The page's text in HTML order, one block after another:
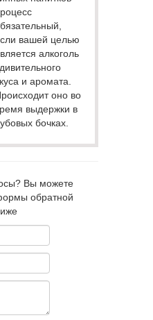
вашей целью
алкоголь
и аромата.
оно во
выдержки в
бочках.
Вы можете
обратной